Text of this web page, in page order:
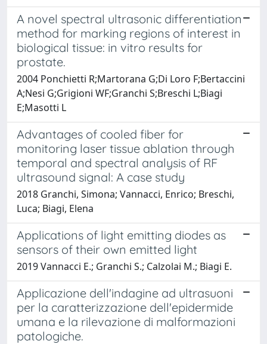
A novel spectral ultrasonic differentiation
method for marking regions of interest in
biological tissue: in vitro results for
prostate.
2004 Ponchietti R;Martorana G;Di Loro F;Bertaccini
A;Nesi G;Grigioni WF;Granchi S;Breschi L;Biagi
E;Masotti L
Advantages of cooled fiber for
monitoring laser tissue ablation through
temporal and spectral analysis of RF
ultrasound signal: A case study
2018 Granchi, Simona; Vannacci, Enrico; Breschi,
Luca; Biagi, Elena
Applications of light emitting diodes as
sensors of their own emitted light
2019 Vannacci E.; Granchi S.; Calzolai M.; Biagi E.
Applicazione dell'indagine ad ultrasuoni
per la caratterizzazione dell'epidermide
umana e la rilevazione di malformazioni
patologiche.